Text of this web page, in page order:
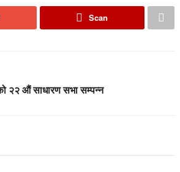
Scan
२२ औं साधारण सभा सम्पन्न